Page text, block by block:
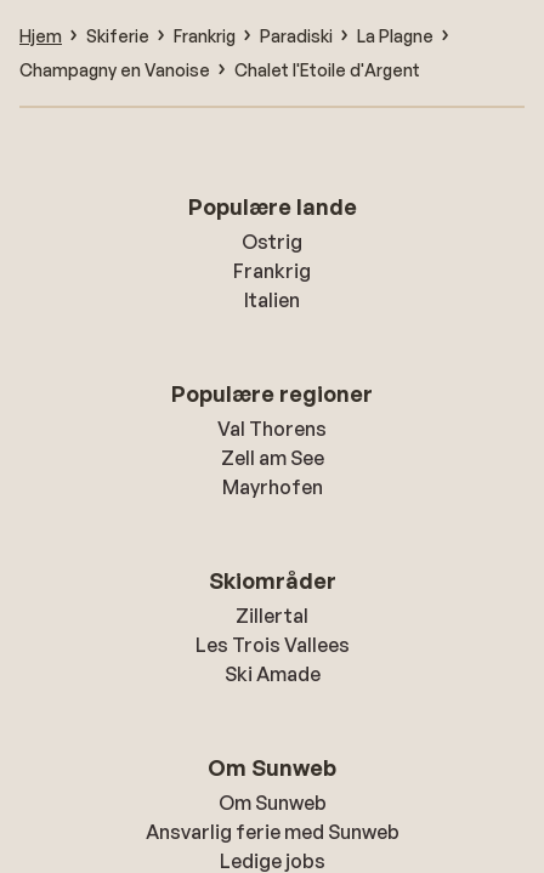
Hjem Skiferie Frankrig Paradiski
La Plagne
Champagny en Vanoise
Chalet l'Etoile d'Argent
Populære lande
Ostrig
Frankrig
Italien
Populære regioner
Val Thorens
Zell am See
Mayrhofen
Skiområder
Zillertal
Les Trois Vallees
Ski Amade
Om Sunweb
Om Sunweb
Ansvarlig ferie med Sunweb
Ledige jobs